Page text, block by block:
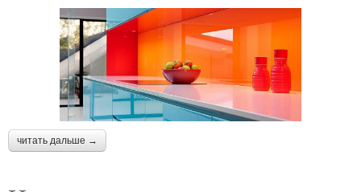
читать дальше →